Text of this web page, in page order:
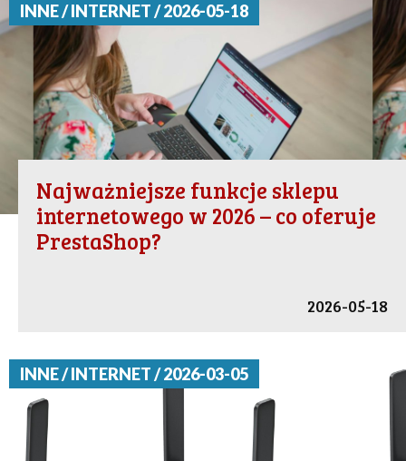
INNE / INTERNET / 2026-05-18
Najważniejsze funkcje sklepu
internetowego w 2026 – co oferuje
PrestaShop?
2026-05-18
INNE / INTERNET / 2026-03-05